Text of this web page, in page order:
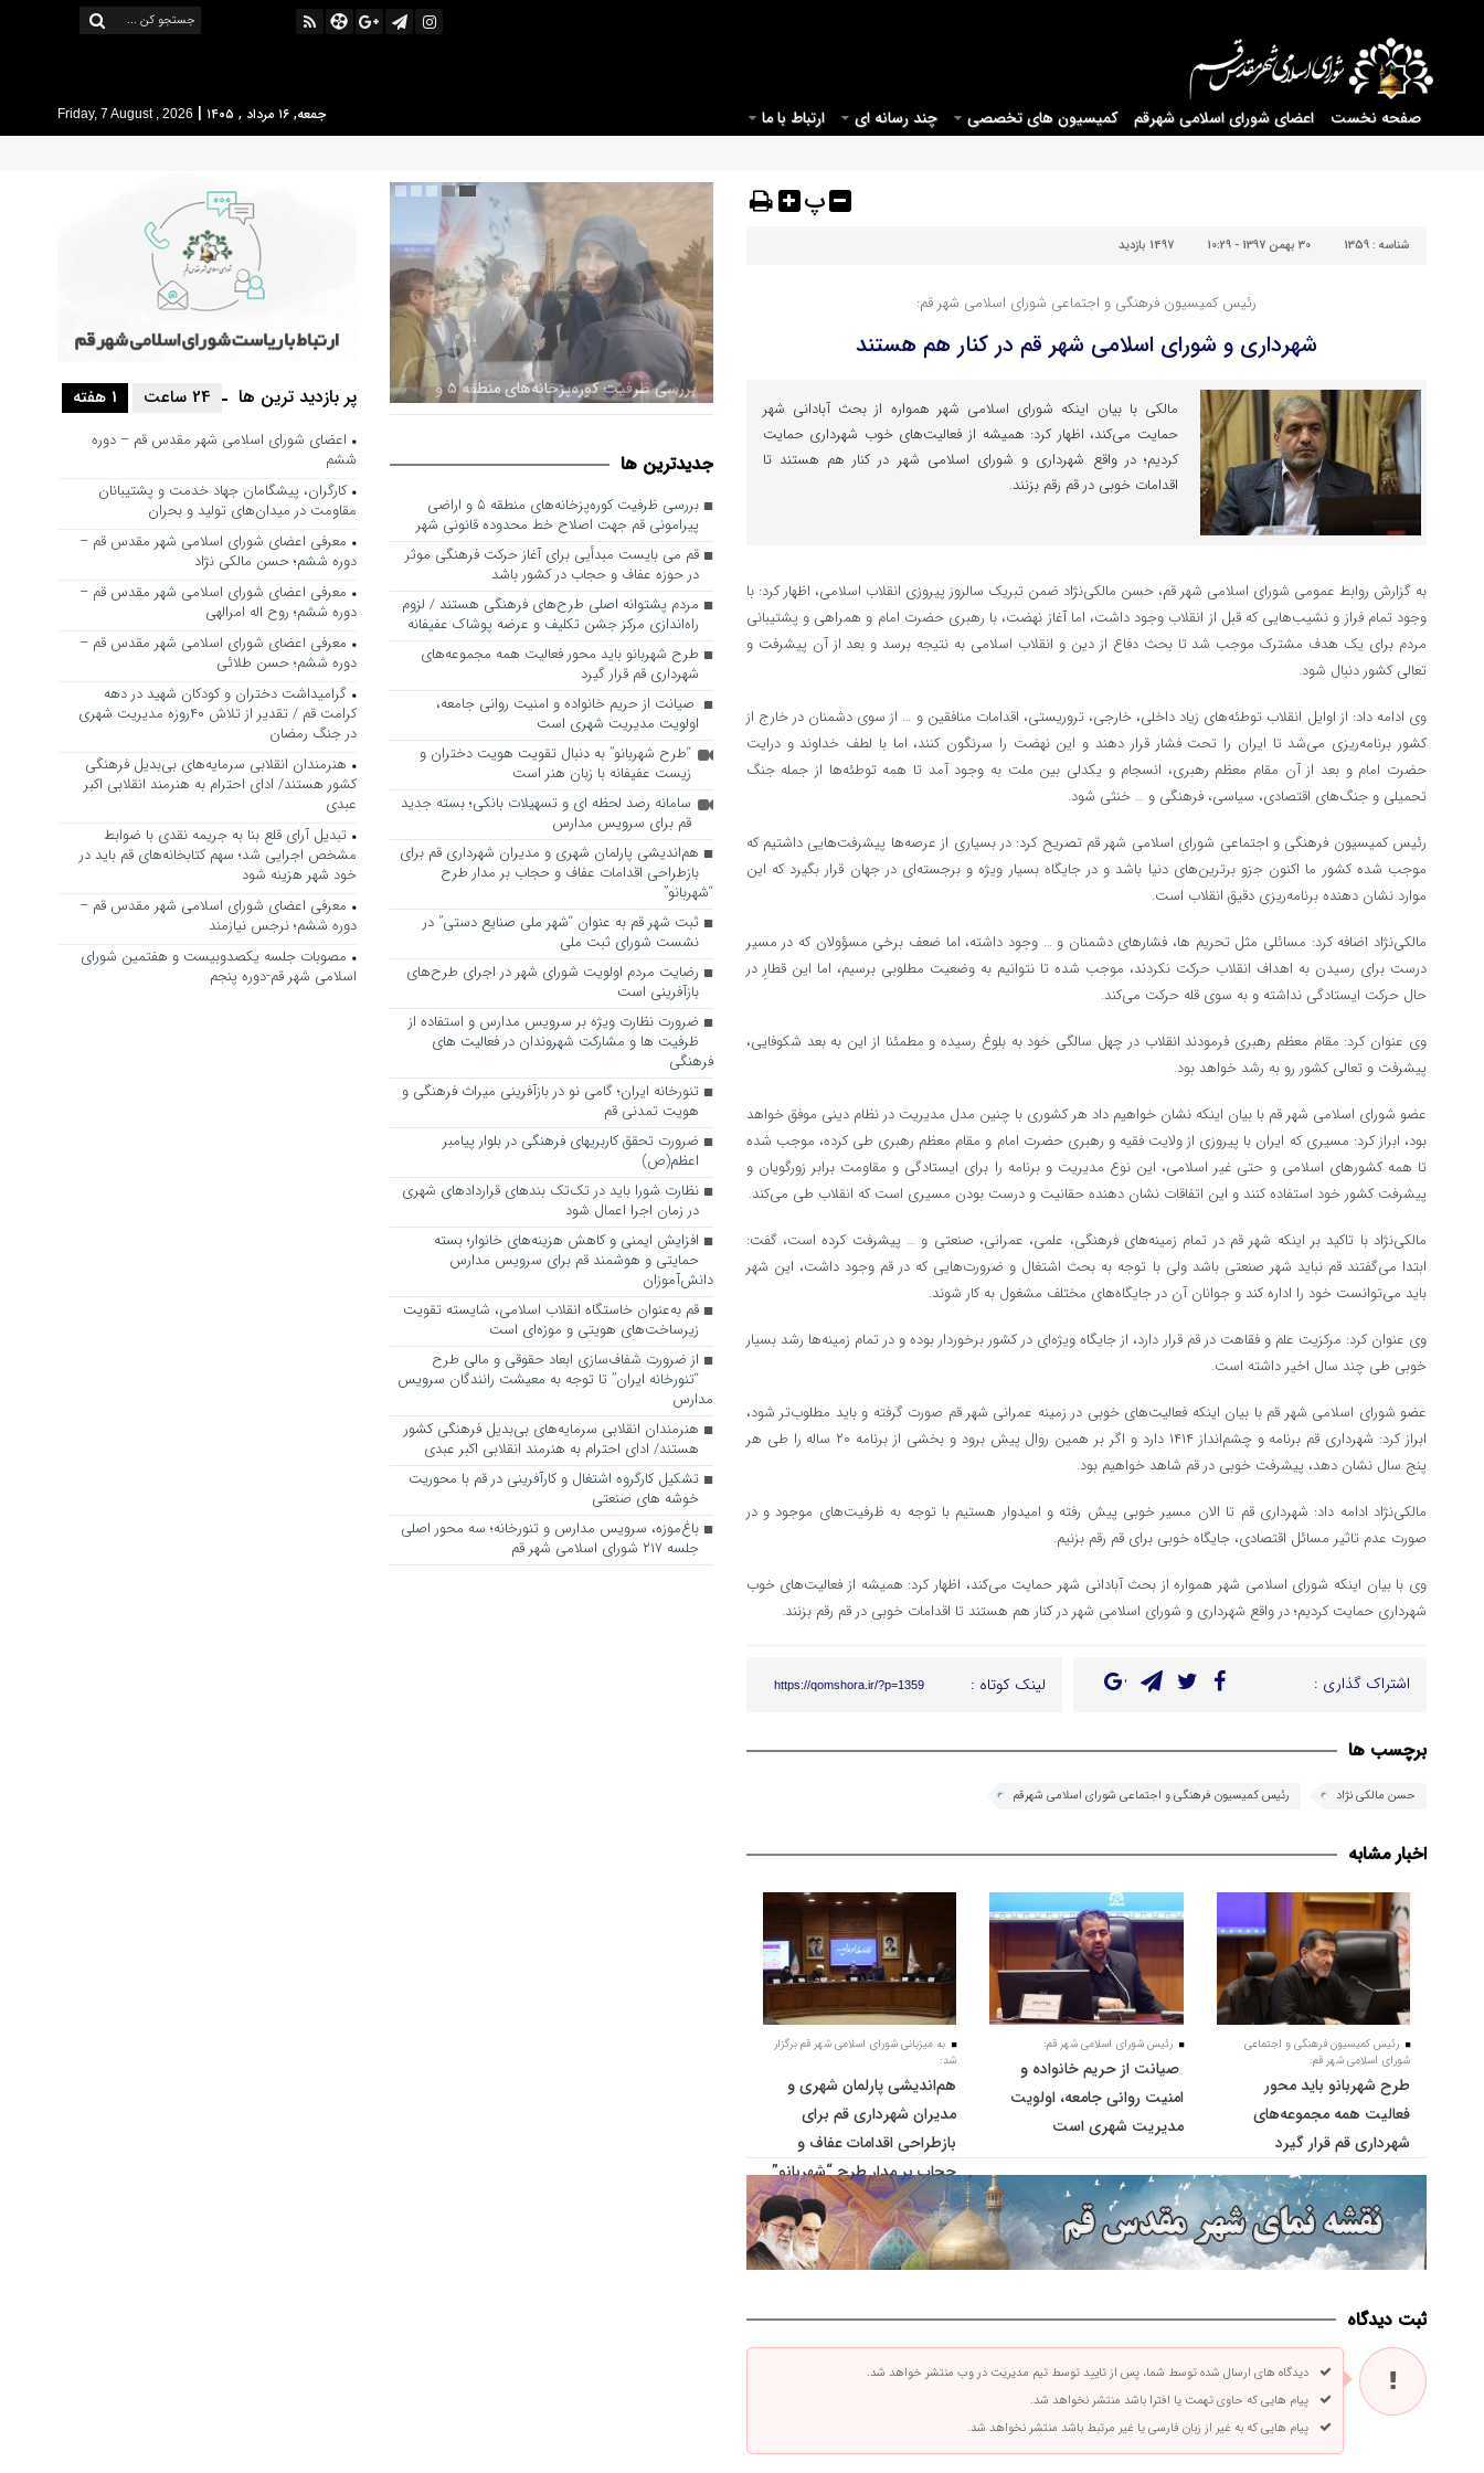
صفحه نخست اعضای شورای اسلامی شهرقم کمیسیون های تخصصی چند رسانه ای ارتباط با ما جمعه, ۱۶ مرداد , ۱۴۰۵ |
Friday, 7 August , 2026
پ
شناسه : 1359 30 بهمن 1397 - 10:29 1497 بازدید
رئیس کمیسیون فرهنگی و اجتماعی شورای اسلامی شهر قم:
شهرداری و شورای اسلامی شهر قم در کنار هم هستند
مالکی با بیان اینکه شورای اسلامی شهر همواره از بحث آبادانی شهر
حمایت می‌کند، اظهار کرد: همیشه از فعالیت‌های خوب شهرداری حمایت
کردیم؛ در واقع شهرداری و شورای اسلامی شهر در کنار هم هستند تا
اقدامات خوبی در قم رقم بزنند.
به گزارش روابط عمومی شورای اسلامی شهر قم، حسن مالکی‌نژاد ضمن تبریک سالروز پیروزی انقلاب اسلامی، اظهار کرد: با
وجود تمام فراز و نشیب‌هایی که قبل از انقلاب وجود داشت، اما آغاز نهضت، با رهبری حضرت امام و همراهی و پشتیبانی
مردم برای یک هدف مشترک موجب شد تا بحث دفاع از دین و انقلاب اسلامی به نتیجه برسد و بعد از آن پیشرفت و
تعالی کشور دنبال شود.
وی ادامه داد: از اوایل انقلاب توطئه‌های زیاد داخلی، خارجی، تروریستی، اقدامات منافقین و … از سوی دشمنان در خارج از
کشور برنامه‌ریزی می‌شد تا ایران را تحت فشار قرار دهند و این نهضت را سرنگون کنند، اما با لطف خداوند و درایت
حضرت امام و بعد از آن مقام معظم رهبری، انسجام و یکدلی بین ملت به وجود آمد تا همه توطئه‌ها از جمله جنگ
تحمیلی و جنگ‌های اقتصادی، سیاسی، فرهنگی و … خنثی شود.
رئیس کمیسیون فرهنگی و اجتماعی شورای اسلامی شهر قم تصریح کرد: در بسیاری از عرصه‌ها پیشرفت‌هایی داشتیم که
موجب شده کشور ما اکنون جزو برترین‌های دنیا باشد و در جایگاه بسیار ویژه و برجسته‌ای در جهان قرار بگیرد که این
موارد نشان دهنده برنامه‌ریزی دقیق انقلاب است.
مالکی‌نژاد اضافه کرد: مسائلی مثل تحریم ها، فشارهای دشمنان و … وجود داشته، اما ضعف برخی مسؤولان که در مسیر
درست برای رسیدن به اهداف انقلاب حرکت نکردند، موجب شده تا نتوانیم به وضعیت مطلوبی برسیم، اما این قطارِ در
حال حرکت ایستادگی نداشته و به سوی قله حرکت می‌کند.
وی عنوان کرد: مقام معظم رهبری فرمودند انقلاب در چهل سالگی خود به بلوغ رسیده و مطمئنا از این به بعد شکوفایی،
پیشرفت و تعالی کشور رو به رشد خواهد بود.
عضو شورای اسلامی شهر قم با بیان اینکه نشان خواهیم داد هر کشوری با چنین مدل مدیریت در نظام دینی موفق خواهد
بود، ابراز کرد: مسیری که ایران با پیروزی از ولایت فقیه و رهبری حضرت امام و مقام معظم رهبری طی کرده، موجب شده
تا همه کشورهای اسلامی و حتی غیر اسلامی، این نوع مدیریت و برنامه را برای ایستادگی و مقاومت برابر زورگویان و
پیشرفت کشور خود استفاده کنند و این اتفاقات نشان دهنده حقانیت و درست بودن مسیری است که انقلاب طی می‌کند.
مالکی‌نژاد با تاکید بر اینکه شهر قم در تمام زمینه‌های فرهنگی، علمی، عمرانی، صنعتی و … پیشرفت کرده است، گفت:
ابتدا می‌گفتند قم نباید شهر صنعتی باشد ولی با توجه به بحث اشتغال و ضرورت‌هایی که در قم وجود داشت، این شهر
باید می‌توانست خود را اداره کند و جوانان آن در جایگاه‌های مختلف مشغول به کار شوند.
وی عنوان کرد: مرکزیت علم و فقاهت در قم قرار دارد، از جایگاه ویژه‌ای در کشور برخوردار بوده و در تمام زمینه‌ها رشد بسیار
خوبی طی چند سال اخیر داشته است.
عضو شورای اسلامی شهر قم با بیان اینکه فعالیت‌های خوبی در زمینه عمرانی شهر قم صورت گرفته و باید مطلوب‌تر شود،
ابراز کرد: شهرداری قم برنامه و چشم‌انداز ۱۴۱۴ دارد و اگر بر همین روال پیش برود و بخشی از برنامه ۲۰ ساله را طی هر
پنج سال نشان دهد، پیشرفت خوبی در قم شاهد خواهیم بود.
مالکی‌نژاد ادامه داد: شهرداری قم تا الان مسیر خوبی پیش رفته و امیدوار هستیم با توجه به ظرفیت‌های موجود و در
صورت عدم تاثیر مسائل اقتصادی، جایگاه خوبی برای قم رقم بزنیم.
وی با بیان اینکه شورای اسلامی شهر همواره از بحث آبادانی شهر حمایت می‌کند، اظهار کرد: همیشه از فعالیت‌های خوب
شهرداری حمایت کردیم؛ در واقع شهرداری و شورای اسلامی شهر در کنار هم هستند تا اقدامات خوبی در قم رقم بزنند.
اشتراک گذاری : لینک کوتاه : https://qomshora.ir/?p=1359
برچسب ها
حسن مالکی نژاد رئیس کمیسیون فرهنگی و اجتماعی شورای اسلامی شهرقم
اخبار مشابه
رئیس کمیسیون فرهنگی و اجتماعی
شورای اسلامی شهر قم:
طرح شهربانو باید محور
فعالیت همه مجموعه‌های
شهرداری قم قرار گیرد
رئیس شورای اسلامی شهر قم:
صیانت از حریم خانواده و
امنیت روانی جامعه، اولویت
مدیریت شهری است
به میزبانی شورای اسلامی شهر قم برگزار
شد:
هم‌اندیشی پارلمان شهری و
مدیران شهرداری قم برای
بازطراحی اقدامات عفاف و
حجاب بر مدار طرح “شهربانو”
ثبت دیدگاه
دیدگاه های ارسال شده توسط شما، پس از تایید توسط تیم مدیریت در وب منتشر خواهد شد.
پیام هایی که حاوی تهمت یا افترا باشد منتشر نخواهد شد.
پیام هایی که به غیر از زبان فارسی یا غیر مرتبط باشد منتشر نخواهد شد.
جديدترين ها
بررسی ظرفیت کوره‌پزخانه‌های منطقه ۵ و اراضی
پیرامونی قم جهت اصلاح خط محدوده قانونی شهر
قم می بایست مبدأیی برای آغاز حرکت فرهنگی موثر
در حوزه عفاف و حجاب در کشور باشد
مردم پشتوانه اصلی طرح‌های فرهنگی هستند / لزوم
راه‌اندازی مرکز جشن تکلیف و عرضه پوشاک عفیفانه
طرح شهربانو باید محور فعالیت همه مجموعه‌های
شهرداری قم قرار گیرد
صیانت از حریم خانواده و امنیت روانی جامعه،
اولویت مدیریت شهری است
“طرح شهربانو” به دنبال تقویت هویت دختران و
زیست عفیفانه با زبان هنر است
سامانه رصد لحظه ای و تسهیلات بانکی؛ بسته جدید
قم برای سرویس مدارس
هم‌اندیشی پارلمان شهری و مدیران شهرداری قم برای
بازطراحی اقدامات عفاف و حجاب بر مدار طرح
“شهربانو”
ثبت شهر قم به عنوان “شهر ملی صنایع دستی” در
نشست شورای ثبت ملی
رضایت مردم اولویت شورای شهر در اجرای طرح‌های
بازآفرینی است
ضرورت نظارت ویژه بر سرویس مدارس و استفاده از
ظرفیت ها و مشارکت شهروندان در فعالیت های
فرهنگی
تنورخانه ایران؛ گامی نو در بازآفرینی میراث فرهنگی و
هویت تمدنی قم
ضرورت تحقق کاربری­های فرهنگی در بلوار پیامبر
اعظم(ص)
نظارت شورا باید در تک‌تک بندهای قراردادهای شهری
در زمان اجرا اعمال شود
افزایش ایمنی و کاهش هزینه‌های خانوار؛ بسته
حمایتی و هوشمند قم برای سرویس مدارس
دانش‌آموزان
قم به‌عنوان خاستگاه انقلاب اسلامی، شایسته تقویت
زیرساخت‌های هویتی و موزه‌ای است
از ضرورت شفاف‌سازی ابعاد حقوقی و مالی طرح
“تنورخانه ایران” تا توجه به معیشت رانندگان سرویس
مدارس
هنرمندان انقلابی سرمایه‌های بی‌بدیل فرهنگی کشور
هستند/ ادای احترام به هنرمند انقلابی اکبر عبدی
تشکیل کارگروه اشتغال و کارآفرینی در قم با محوریت
خوشه های صنعتی
باغ‌موزه، سرویس مدارس و تنورخانه؛ سه محور اصلی
جلسه ۲۱۷ شورای اسلامی شهر قم
پر بازدید ترین ها 1 هفته 24 ساعت
اعضای شورای اسلامی شهر مقدس قم – دوره
ششم
کارگران، پیشگامان جهاد خدمت و پشتیبانان
مقاومت در میدان‌های تولید و بحران
معرفی اعضای شورای اسلامی شهر مقدس قم –
دوره ششم؛ حسن مالکی نژاد
معرفی اعضای شورای اسلامی شهر مقدس قم –
دوره ششم؛ روح اله امرالهی
معرفی اعضای شورای اسلامی شهر مقدس قم –
دوره ششم؛ حسن طلائی
گرامیداشت دختران و کودکان شهید در دهه
کرامت قم / تقدیر از تلاش ۴۰روزه مدیریت شهری
در جنگ رمضان
هنرمندان انقلابی سرمایه‌های بی‌بدیل فرهنگی
کشور هستند/ ادای احترام به هنرمند انقلابی اکبر
عبدی
تبدیل آرای قلع بنا به جریمه نقدی با ضوابط
مشخص اجرایی شد؛ سهم کتابخانه‌های قم باید در
خود شهر هزینه شود
معرفی اعضای شورای اسلامی شهر مقدس قم –
دوره ششم؛ نرجس نیازمند
مصوبات جلسه یکصدوبیست و هفتمین شورای
اسلامی شهر قم-دوره پنجم